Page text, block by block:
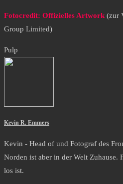
Fotocredit: Offizielles Artwork(zur
Group Limited)
Pulp
Kevin R. Emmers
Kevin - Head of und Fotograf des
Norden ist aber in der Welt Zuhause.
los ist.